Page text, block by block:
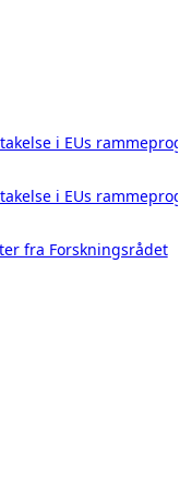
i EUs
i EUs
fra Forskningsrådet